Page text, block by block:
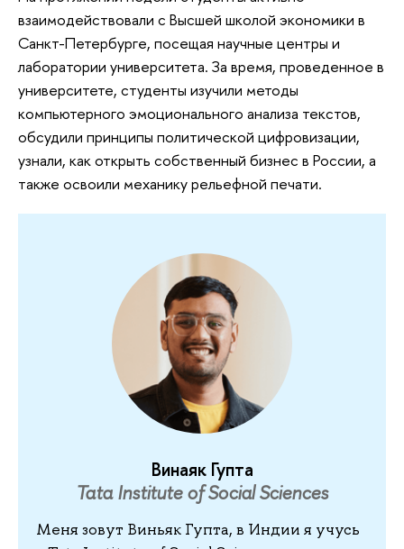
взаимодействовали с Высшей школой экономики в
Санкт-Петербурге, посещая научные центры и
лаборатории университета. За время, проведенное в
университете, студенты изучили методы
компьютерного эмоционального анализа текстов,
обсудили принципы политической цифровизации,
узнали, как открыть собственный бизнес в России, а
также освоили механику рельефной печати.
Винаяк Гупта
Tata Institute of Social Sciences
Меня зовут Виньяк Гупта, в Индии я учусь